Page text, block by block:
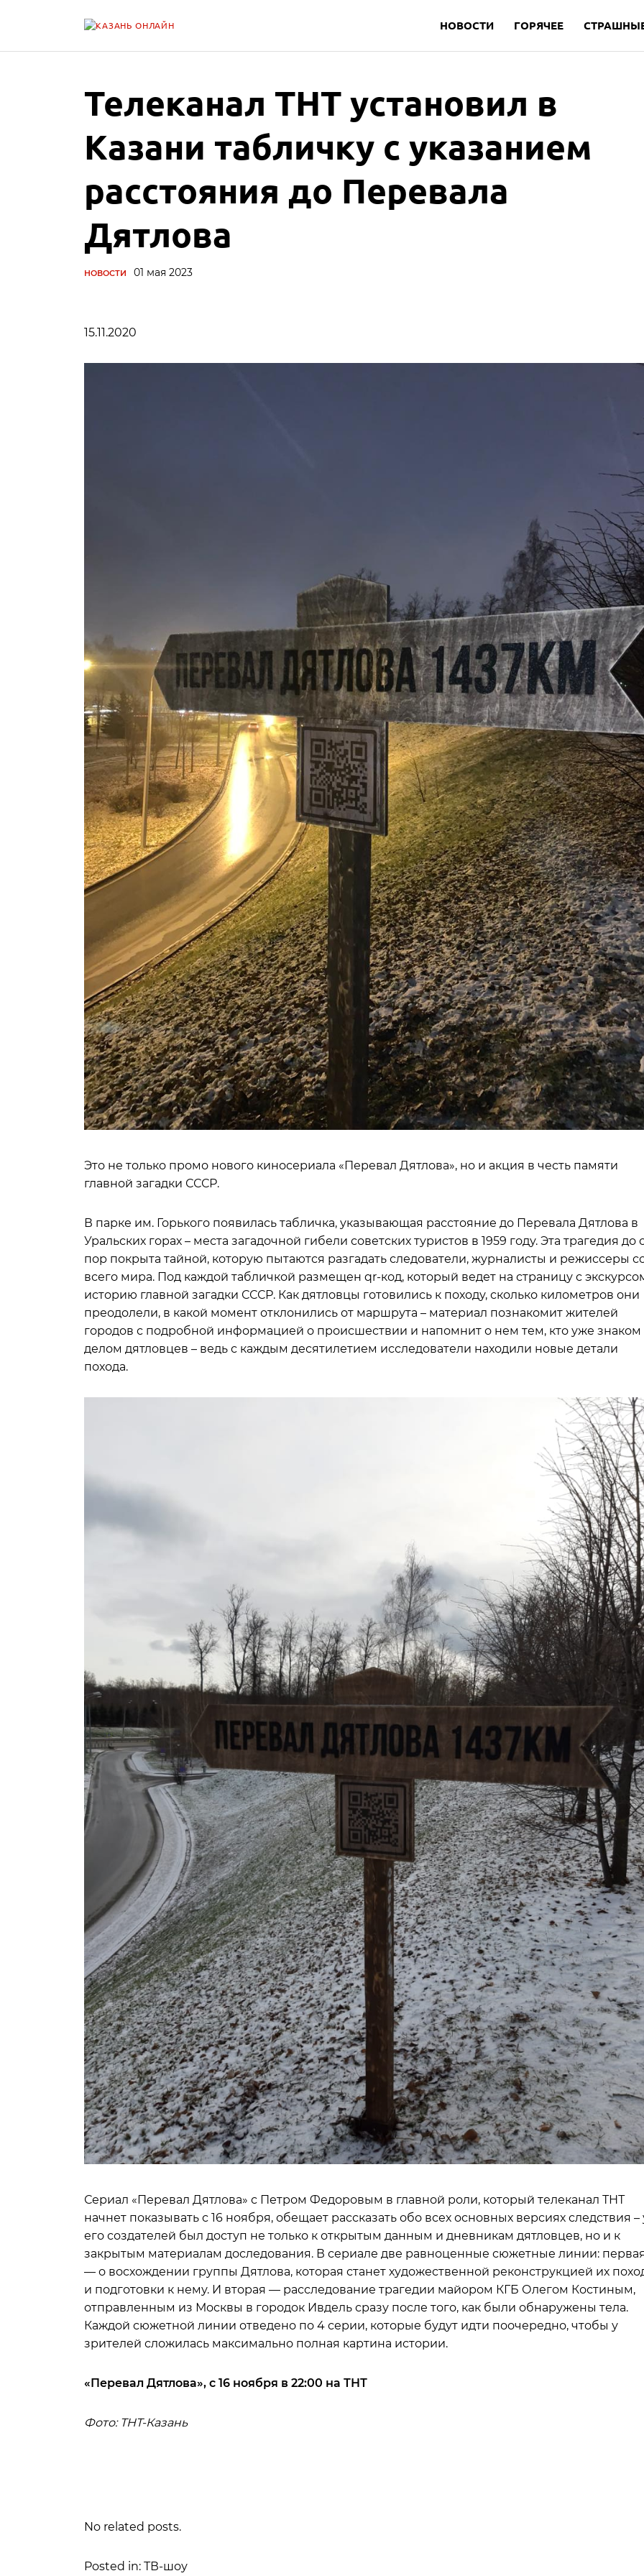
НОВОСТИ ГОРЯЧЕЕ
Телеканал ТНТ установил в
Казани табличку с указанием
расстояния до Перевала
Дятлова
НОВОСТИ 01 мая 2023
15.11.2020
Это не только промо нового киносериала «Перевал Дятлова», но и акция в честь памяти
главной загадки СССР.
В парке им. Горького появилась табличка, указывающая расстояние до Перевала Дятлова в
Уральских горах – места загадочной гибели советских туристов в 1959 году. Эта трагедия до
пор покрыта тайной, которую пытаются разгадать следователи, журналисты и режиссеры
всего мира. Под каждой табличкой размещен qr-код, который ведет на страницу с
историю главной загадки СССР. Как дятловцы готовились к походу, сколько километров они
преодолели, в какой момент отклонились от маршрута – материал познакомит жителей
городов с подробной информацией о происшествии и напомнит о нем тем, кто уже знаком
делом дятловцев – ведь с каждым десятилетием исследователи находили новые детали
похода.
Сериал «Перевал Дятлова» с Петром Федоровым в главной роли, который телеканал ТНТ
начнет показывать с 16 ноября, обещает рассказать обо всех основных версиях следствия –
его создателей был доступ не только к открытым данным и дневникам дятловцев, но и к
закрытым материалам доследования. В сериале две равноценные сюжетные линии:
— о восхождении группы Дятлова, которая станет художественной реконструкцией их
и подготовки к нему. И вторая — расследование трагедии майором КГБ Олегом Костиным,
отправленным из Москвы в городок Ивдель сразу после того, как были обнаружены тела.
Каждой сюжетной линии отведено по 4 серии, которые будут идти поочередно, чтобы у
зрителей сложилась максимально полная картина истории.
«Перевал Дятлова», с 16 ноября в 22:00 на ТНТ
Фото: ТНТ-Казань
No related posts.
Posted in: ТВ-шоу